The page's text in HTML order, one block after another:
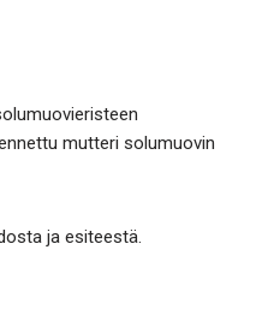
mutteri solumuovin
ja esiteestä.